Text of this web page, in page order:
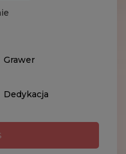
Grawer
Dedykacja